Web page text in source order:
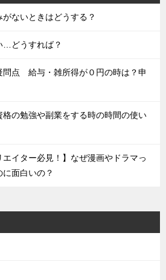
ないときはどうする？
…どうすれば？
問点 給与・雑所得が０円の時は？申
格の勉強や副業をする時の時間の使い
エイター必見！】なぜ漫画やドラマっ
面白いの？